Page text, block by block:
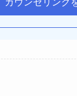
カウンセリング